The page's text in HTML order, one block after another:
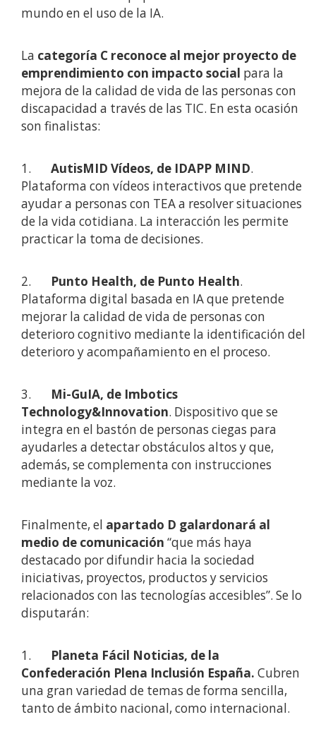
mundo en el uso de la IA.
La categoría C reconoce al mejor proyecto de
emprendimiento con impacto social para la
mejora de la calidad de vida de las personas con
discapacidad a través de las TIC. En esta ocasión
son finalistas:
1. AutisMID Vídeos, de IDAPP MIND.
Plataforma con vídeos interactivos que pretende
ayudar a personas con TEA a resolver situaciones
de la vida cotidiana. La interacción les permite
practicar la toma de decisiones.
2. Punto Health, de Punto Health.
Plataforma digital basada en IA que pretende
mejorar la calidad de vida de personas con
deterioro cognitivo mediante la identificación del
deterioro y acompañamiento en el proceso.
3. Mi-GuIA, de Imbotics
Technology&Innovation. Dispositivo que se
integra en el bastón de personas ciegas para
ayudarles a detectar obstáculos altos y que,
además, se complementa con instrucciones
mediante la voz.
Finalmente, el apartado D galardonará al
medio de comunicación “que más haya
destacado por difundir hacia la sociedad
iniciativas, proyectos, productos y servicios
relacionados con las tecnologías accesibles”. Se lo
disputarán:
1. Planeta Fácil Noticias, de la
Confederación Plena Inclusión España. Cubren
una gran variedad de temas de forma sencilla,
tanto de ámbito nacional, como internacional.